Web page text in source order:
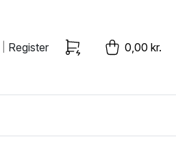
Register 0,00 kr.